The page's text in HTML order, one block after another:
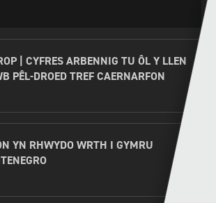
| CYFRES ARBENNIG TU ÔL Y LLEN
PÊL-DROED TREF CAERNARFON
YN RHWYDO WRTH I GYMRU